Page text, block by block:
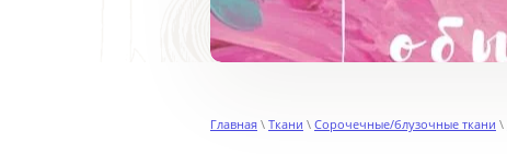
Главная \ Ткани \ Сорочечные/блузочные ткани \